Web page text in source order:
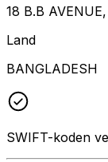
18 B.B
Land
BANGLADESH
SWIFT-koden